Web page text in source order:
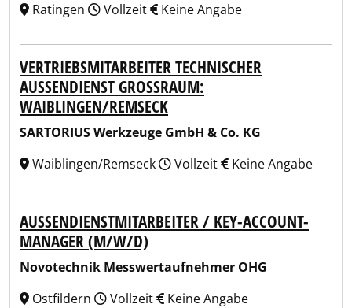
Ratingen
Vollzeit Keine Angabe
VERTRIEBSMITARBEITER TECHNISCHER
AUSSENDIENST GROSSRAUM: WA
IBLINGEN/REMSECK
SARTORIUS Werkzeuge GmbH & Co. KG
Waiblingen/Remseck
Vollzeit Keine Angabe
AUSSENDIENSTMITARBEITER / KEY-ACCOUNT-M
ANAGER (M/W/D)
Novotechnik Messwertaufnehmer OHG
Ostfildern
Vollzeit Keine Angabe